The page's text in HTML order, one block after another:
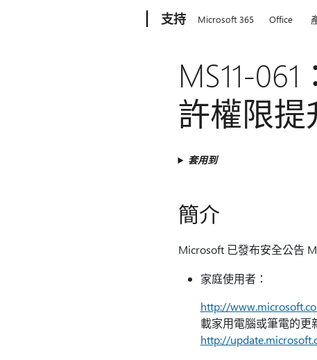
支持 Microsoft 365 Office
MS11-
許權限提
套用到
簡介
Microsoft 已發布安全公告
家庭使用者：
http://
載家用電腦或筆電的更
http://